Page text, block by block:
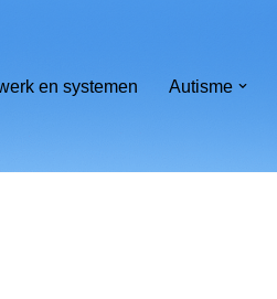
en systemen Autisme